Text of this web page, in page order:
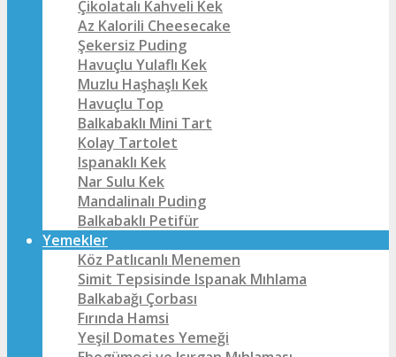
Çikolatalı Kahveli Kek
Az Kalorili Cheesecake
Şekersiz Puding
Havuçlu Yulaflı Kek
Muzlu Haşhaşlı Kek
Havuçlu Top
Balkabaklı Mini Tart
Kolay Tartolet
Ispanaklı Kek
Nar Sulu Kek
Mandalinalı Puding
Balkabaklı Petifür
Yemekler
Köz Patlıcanlı Menemen
Simit Tepsisinde Ispanak Mıhlama
Balkabağı Çorbası
Fırında Hamsi
Yeşil Domates Yemeği